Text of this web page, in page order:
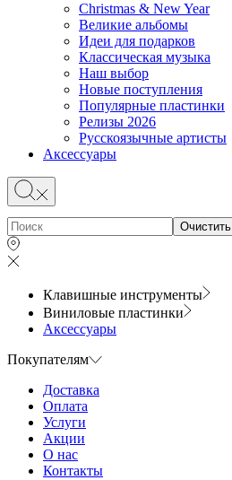
Christmas & New Year
Великие альбомы
Идеи для подарков
Классическая музыка
Наш выбор
Новые поступления
Популярные пластинки
Релизы 2026
Русскоязычные артисты
Аксессуары
Очистить
Клавишные инструменты
Виниловые пластинки
Аксессуары
Покупателям
Доставка
Оплата
Услуги
Акции
О нас
Контакты